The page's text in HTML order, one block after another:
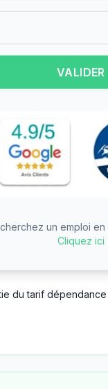
dépendance.
permet de
familles, que ce
à taille
12 chambres
de
du tarif dépendance
VALIDER
un emploi en
Cliquez ici